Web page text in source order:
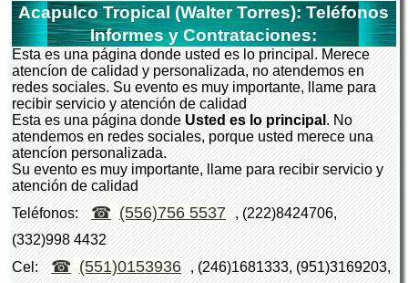
Acapulco Tropical (Walter Torres): Teléfonos
Informes y Contrataciones:
Esta es una página donde usted es lo principal. Merece
atencíon de calidad y personalizada, no atendemos en
redes sociales. Su evento es muy importante, llame para
recibir servicio y atención de calidad
Esta es una página dondeUsted es lo principal . No
atendemos en redes sociales, porque usted merece una
atencíon personalizada.
Su evento es muy importante, llame para recibir servicio y
atención de calidad
Teléfonos:
(556)756 5537
, (222)8424706,
(332)998 4432
Cel:
(551)0153936
, (246)1681333, (951)3169203,